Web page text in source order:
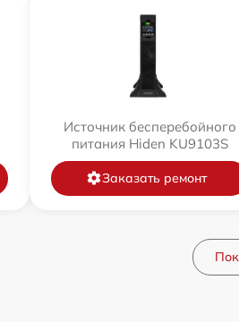
Источник бесперебойного
питания Hiden KU9103S
Заказать ремонт